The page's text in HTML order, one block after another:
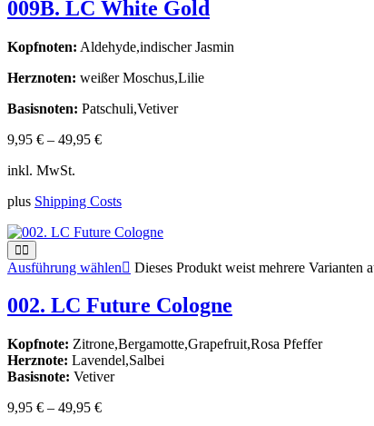
009B. LC White Gold
Kopfnoten: Aldehyde,indischer Jasmin
Herznoten: weißer Moschus,Lilie
Basisnoten: Patschuli,Vetiver
9,95 € – 49,95 €
inkl. MwSt.
plus Shipping Costs
Ausführung wählen Dieses Produkt weist mehrere Varianten
002. LC Future Cologne
Kopfnote: Zitrone,Bergamotte,Grapefruit,Rosa Pfeffer
Herznote: Lavendel,Salbei
Basisnote: Vetiver
9,95 € – 49,95 €